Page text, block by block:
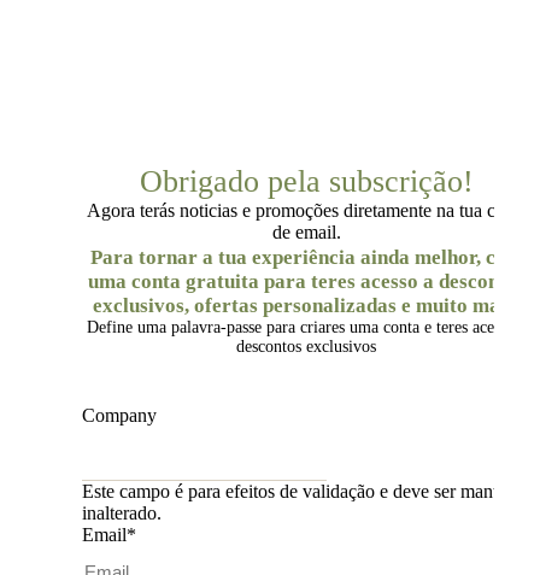
Obrigado pela subscrição!
Agora terás noticias e promoções diretamente na tua caixa
de email.
Para tornar a tua experiência ainda melhor, cria
uma conta gratuita para teres acesso a descontos
exclusivos, ofertas personalizadas e muito mais.
Define uma palavra-passe para criares uma conta e teres acesso a
descontos exclusivos
Company
Este campo é para efeitos de validação e deve ser mantido
inalterado.
Email*